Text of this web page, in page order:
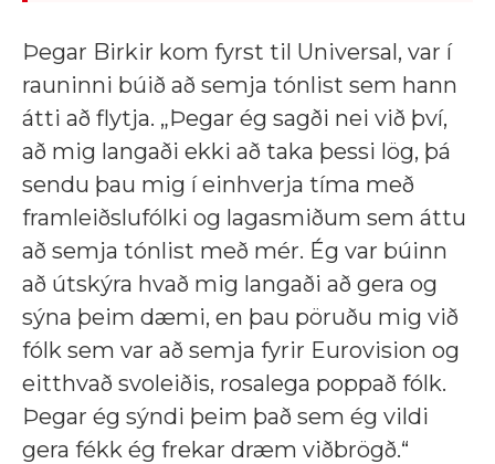
Þegar Birkir kom fyrst til Universal, var í
rauninni búið að semja tónlist sem hann
átti að flytja. „Þegar ég sagði nei við því,
að mig langaði ekki að taka þessi lög, þá
sendu þau mig í einhverja tíma með
framleiðslufólki og lagasmiðum sem áttu
að semja tónlist með mér. Ég var búinn
að útskýra hvað mig langaði að gera og
sýna þeim dæmi, en þau pöruðu mig við
fólk sem var að semja fyrir Eurovision og
eitthvað svoleiðis, rosalega poppað fólk.
Þegar ég sýndi þeim það sem ég vildi
gera fékk ég frekar dræm viðbrögð.“